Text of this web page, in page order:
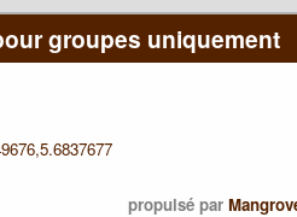
groupes uniquement
propulsé par